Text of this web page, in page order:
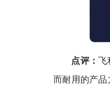
点评：
而耐用的产品